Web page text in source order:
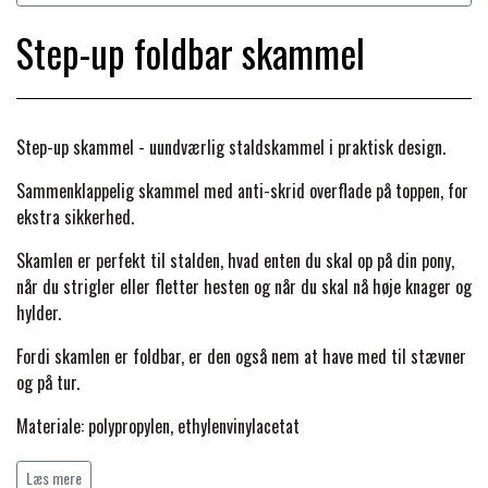
TERAPI PRODUKTER
STRØMPER
HUER & HALSTØRKLÆDER
GAVEARTIKLER VOKSNE
HESTEBOLCHER & TREATS
TILSKUD & VITAMINER
STALD & FOLD
TRAVDÆKKEN & TILBEHØR
SKO & VÆRKTØJ
VOGNE & TILBEHØR
TRAV KUSK
TILBEHØR
PREMIER EQUINE WALKER & RIDEDÆKKEN
PREMIER EQUINE INSEKTBESKYTTELSE
PREMIER EQUINE MAGNET & INFRARØD
PREMIER EQUINE GRIMER & TRÆKTOV
PREMIER EQUINE TRENSE & TILBEHØR
CARR & DAY & MARTIN
CUSTOM
EMIN
FENWICK LIQUID TITANIUM®
Step-up foldbar skammel
Step-up skammel - uundværlig staldskammel i praktisk design.
Sammenklappelig skammel med anti-skrid overflade på toppen, for
ekstra sikkerhed.
Skamlen er perfekt til stalden, hvad enten du skal op på din pony,
når du strigler eller fletter hesten og når du skal nå høje knager og
hylder.
Fordi skamlen er foldbar, er den også nem at have med til stævner
og på tur.
Materiale: polypropylen, ethylenvinylacetat
Dimensioner udfoldet: 25,5 x 21,5 x 39 cm
Læs mere